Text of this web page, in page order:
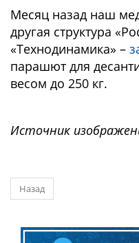
Месяц назад наш
другая структура
«Технодинамика» –
парашют для
весом до 250 кг.
Источник
Назад